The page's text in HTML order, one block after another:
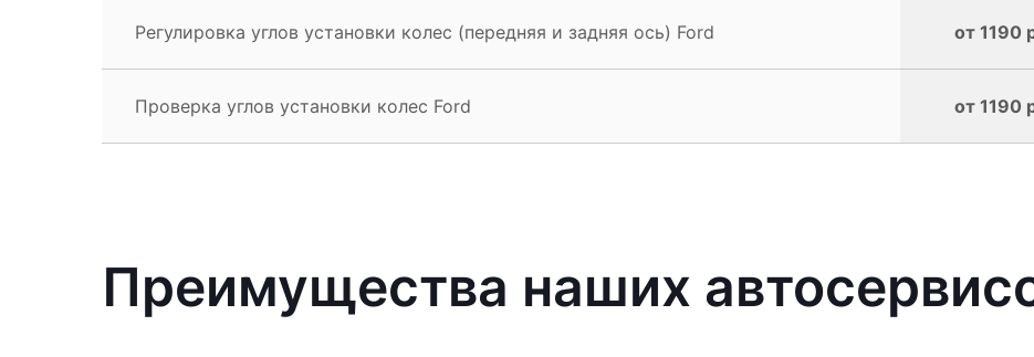
Регулировка углов установки колес (передняя и задняя ось) Ford от 1190
Проверка углов установки колес Ford от 1190
Преимущества наших